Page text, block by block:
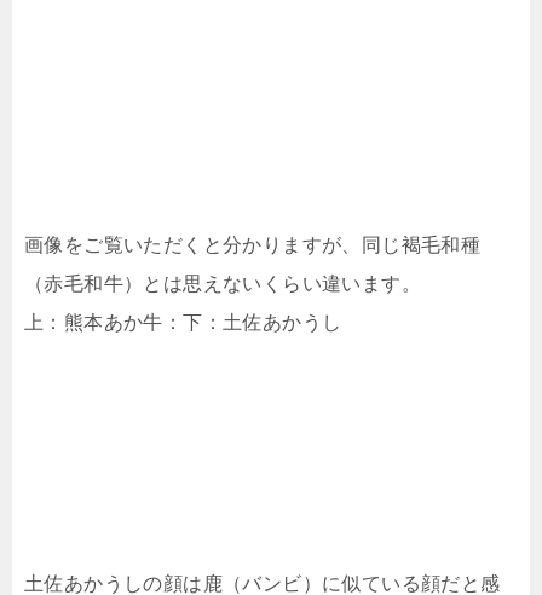
画像をご覧いただくと分かりますが、同じ褐毛和種
（赤毛和牛）とは思えないくらい違います。
上：熊本あか牛：下：土佐あかうし
土佐あかうしの顔は鹿（バンビ）に似ている顔だと感